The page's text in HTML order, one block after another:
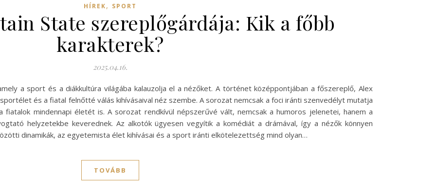
HÍREK, SPORT
State szereplőgárdája: Kik a főbb
karakterek?
2025.04.16.
a sport és a diákkultúra világába kalauzolja el a nézőket. A történet középpontjában a főszereplő, Alex
és a fiatal felnőtté válás kihívásaival néz szembe. A sorozat nemcsak a foci iránti szenvedélyt mutatja
mindennapi életét is. A sorozat rendkívül népszerűvé vált, nemcsak a humoros jelenetei, hanem a
helyzetekbe keverednek. Az alkotók ügyesen vegyítik a komédiát a drámával, így a nézők könnyen
dinamikák, az egyetemista élet kihívásai és a sport iránti elkötelezettség mind olyan…
TOVÁBB